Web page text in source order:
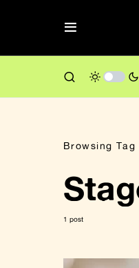
Browsing Tag
1 post